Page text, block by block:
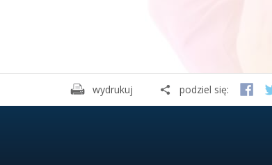
wydrukuj podziel się: